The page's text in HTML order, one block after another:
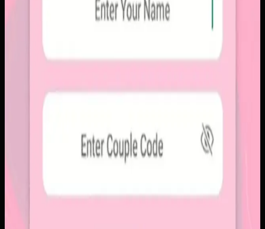
Kami membangun aplikasi mobile dengan alur berbagi yang
ringkas, notifikasi cepat, dan arsip momen yang tersusun
rapi. Sistemnya dirancang untuk percakapan visual yang
lebih personal tanpa membawa beban feed publik.